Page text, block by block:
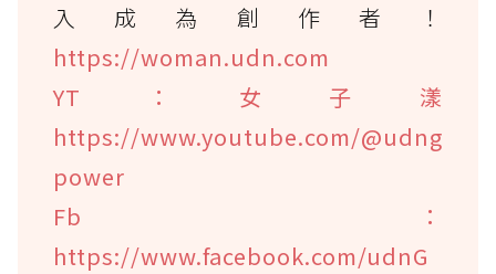
入成為創作者！
https://woman.udn.com
YT：女子漾
https://www.youtube.com/@udng
power
Fb：
https://www.facebook.com/udnG